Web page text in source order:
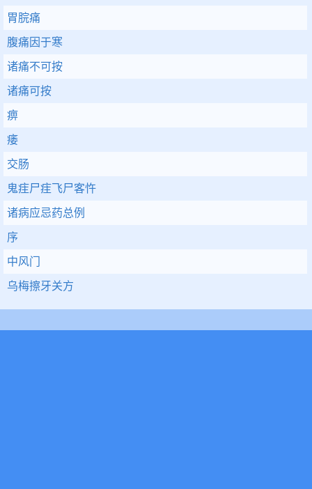
胃脘痛
腹痛因于寒
诸痛不可按
诸痛可按
痹
痿
交肠
鬼疰尸疰飞尸客忤
诸病应忌药总例
序
中风门
乌梅擦牙关方